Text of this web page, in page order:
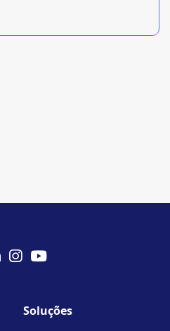
linkedin-
instagram
youtube
Soluções